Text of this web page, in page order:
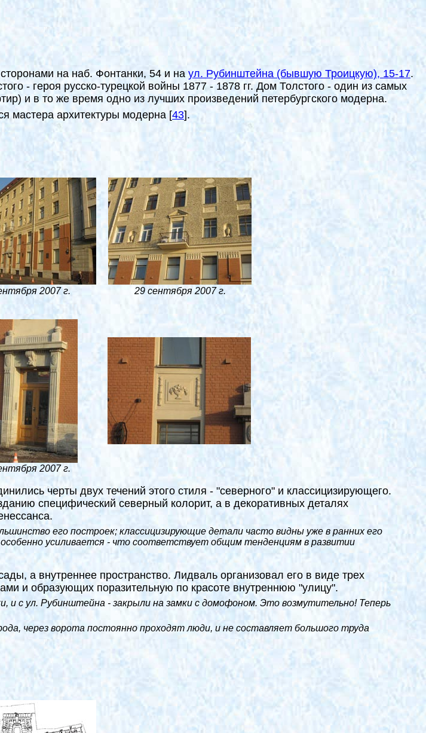
на наб. Фонтанки, 54 и на ул. Рубинштейна (бывшую Троицкую), 15-17.
- героя русско-турецкой войны 1877 - 1878 гг. Дом Толстого - один из самых
и в то же время одно из лучших произведений петербургского модерна.
мастера архитектуры модерна [43].
2007 г. 29 сентября 2007 г.
2007 г.
черты двух течений этого стиля - "северного" и классицизирующего.
специфический северный колорит, а в декоративных деталях
его построек; классицизирующие детали часто видны уже в ранних его
особенно усиливается - что соответствует общим тенденциям в развитии
а внутреннее пространство. Лидваль организовал его в виде трех
и образующих поразительную по красоте внутреннюю "улицу".
и с ул. Рубинштейна - закрыли на замки с домофоном. Это возмутительно! Теперь
через ворота постоянно проходят люди, и не составляет большого труда